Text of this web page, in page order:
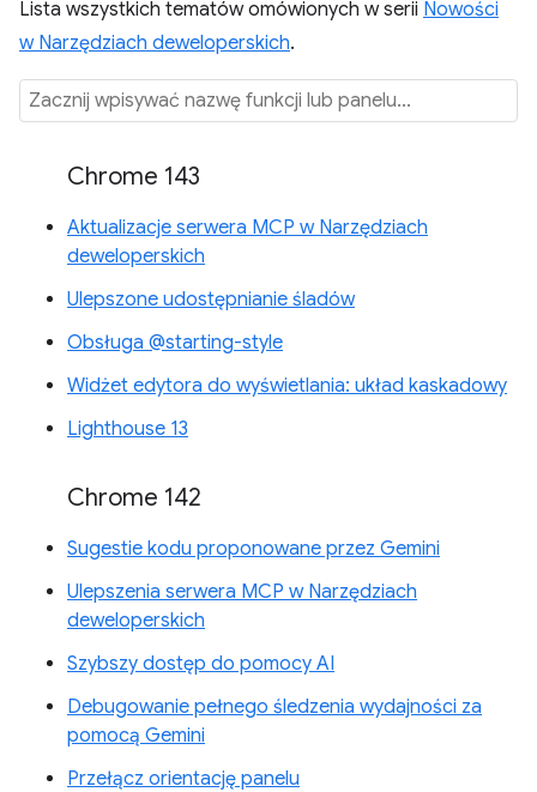
Lista wszystkich tematów omówionych w serii Nowości
w Narzędziach deweloperskich.
Chrome 143
Aktualizacje serwera MCP w Narzędziach
deweloperskich
Ulepszone udostępnianie śladów
Obsługa @starting-style
Widżet edytora do wyświetlania: układ kaskadowy
Lighthouse 13
Chrome 142
Sugestie kodu proponowane przez Gemini
Ulepszenia serwera MCP w Narzędziach
deweloperskich
Szybszy dostęp do pomocy AI
Debugowanie pełnego śledzenia wydajności za
pomocą Gemini
Przełącz orientację panelu